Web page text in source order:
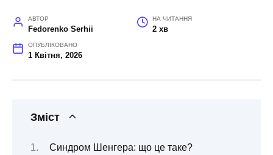
АВТОР
Fedorenko Serhii
НА ЧИТАННЯ
2 хв
ОПУБЛІКОВАНО
1 Квітня, 2026
Зміст
Синдром Шенгера: що це таке?